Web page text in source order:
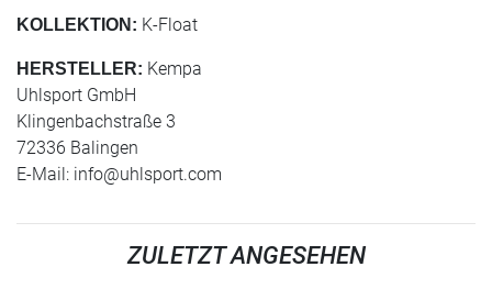
KOLLEKTION: K-Float
HERSTELLER: Kempa
Uhlsport GmbH
Klingenbachstraße 3
72336 Balingen
E-Mail: info@uhlsport.com
ZULETZT ANGESEHEN